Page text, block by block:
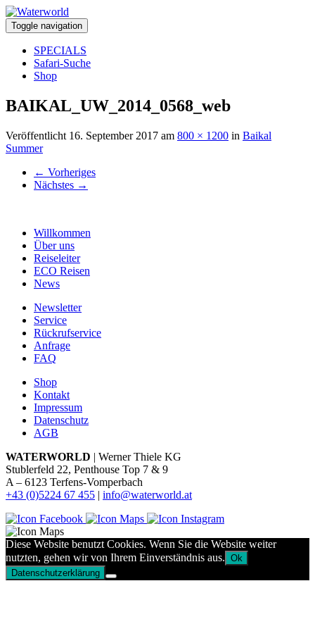
Toggle navigation
SPECIALS
Safari-Suche
Shop
BAIKAL_UW_2014_0568_web
Veröffentlicht 16. September 2017 am 800 × 1200 in Baikal
Summer
← Vorheriges
Nächstes →
Willkommen
Über uns
Reiseleiter
ECO Reisen
News
Newsletter
Service
Rückrufservice
Anfrage
FAQ
Shop
Kontakt
Impressum
Datenschutz
AGB
WATERWORLD | Werner Thiele KG
Stublerfeld 22, Penthouse Top 7 & 9
A – 6123 Terfens-Vomperbach
+43 (0)5224 67 455 | info@waterworld.at
Diese Website benutzt Cookies. Wenn Sie die Website weiter
nutzten, gehen wir von Ihrem Einverständnis aus. Ok
Datenschutzerklärung